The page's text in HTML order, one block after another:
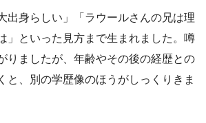
出身らしい」「ラウールさんの兄は理
」といった見方まで生まれました。噂
りましたが、年齢やその後の経歴との
と、別の学歴像のほうがしっくりきま